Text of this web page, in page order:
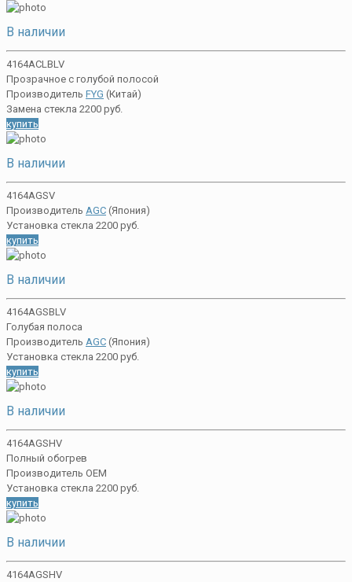
В наличии
4164ACLBLV
Прозрачное с голубой полосой
Производитель FYG (Китай)
Замена стекла 2200 руб.
купить
В наличии
4164AGSV
Производитель AGC (Япония)
Установка стекла 2200 руб.
купить
В наличии
4164AGSBLV
Голубая полоса
Производитель AGC (Япония)
Установка стекла 2200 руб.
купить
В наличии
4164AGSHV
Полный обогрев
Производитель OEM
Установка стекла 2200 руб.
купить
В наличии
4164AGSHV